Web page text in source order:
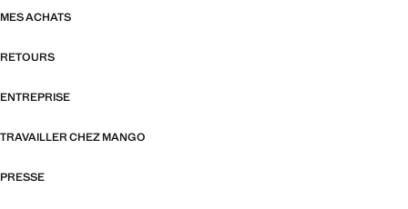
MES ACHATS
RETOURS
ENTREPRISE
TRAVAILLER CHEZ MANGO
PRESSE